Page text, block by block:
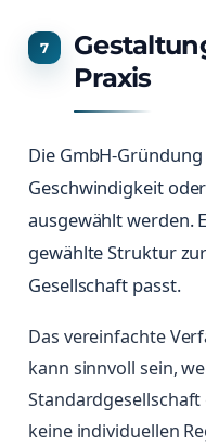
Praxis
Die GmbH-
Geschwindigkeit
ausgewählt werden.
gewählte Struktur
Gesellschaft passt.
Das vereinfachte
kann sinnvoll sein,
keine individuellen